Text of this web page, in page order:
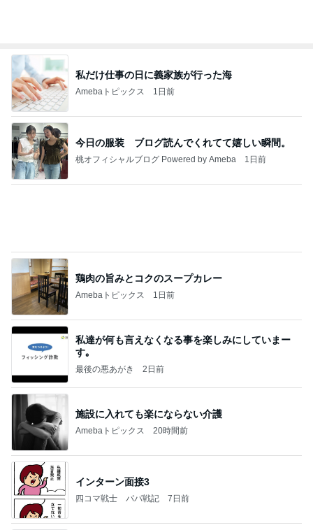
私だけ仕事の日に義家族が行った海
Amebaトピックス 1日前
今日の服装 ブログ読んでくれてて嬉しい瞬間。
桃オフィシャルブログ Powered by Ameba 1日前
鶏肉の旨みとコクのスープカレー
Amebaトピックス 1日前
私達が何も言えなくなる事を楽しみにしていまー
す｡
最後の悪あがき 2日前
施設に入れても楽にならない介護
Amebaトピックス 20時間前
インターン面接3
四コマ戦士 パパ戦記 7日前